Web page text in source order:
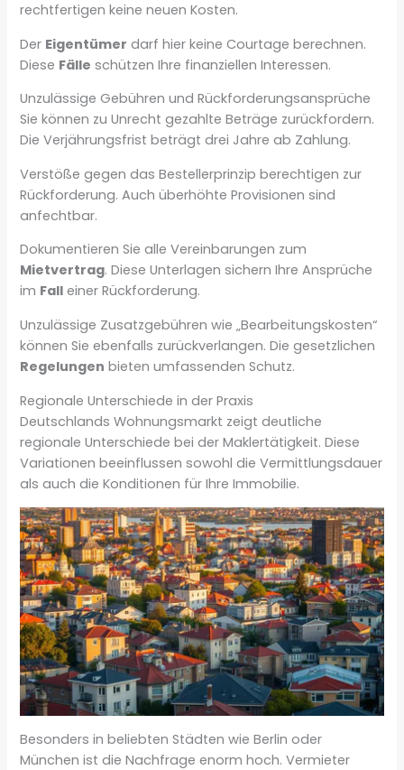
rechtfertigen keine neuen Kosten.
Der Eigentümer darf hier keine Courtage berechnen.
Diese Fälle schützen Ihre finanziellen Interessen.
Unzulässige Gebühren und Rückforderungsansprüche
Sie können zu Unrecht gezahlte Beträge zurückfordern.
Die Verjährungsfrist beträgt drei Jahre ab Zahlung.
Verstöße gegen das Bestellerprinzip berechtigen zur
Rückforderung. Auch überhöhte Provisionen sind
anfechtbar.
Dokumentieren Sie alle Vereinbarungen zum
Mietvertrag. Diese Unterlagen sichern Ihre Ansprüche
im Fall einer Rückforderung.
Unzulässige Zusatzgebühren wie „Bearbeitungskosten“
können Sie ebenfalls zurückverlangen. Die gesetzlichen
Regelungen bieten umfassenden Schutz.
Regionale Unterschiede in der Praxis
Deutschlands Wohnungsmarkt zeigt deutliche
regionale Unterschiede bei der Maklertätigkeit. Diese
Variationen beeinflussen sowohl die Vermittlungsdauer
als auch die Konditionen für Ihre Immobilie.
Besonders in beliebten Städten wie Berlin oder
München ist die Nachfrage enorm hoch. Vermieter